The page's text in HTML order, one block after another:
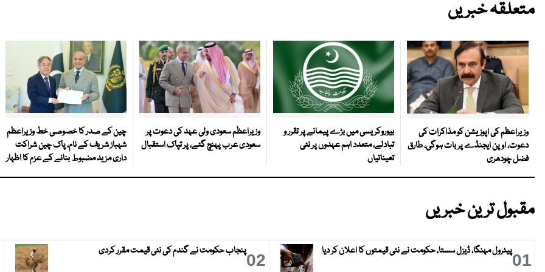
متعلقہ خبریں
وزیراعظم کی اپوزیشن کو مذاکرات کی
دعوت، اوپن ایجنڈے پر بات ہوگی، طارق
فضل چودھری
بیوروکریسی میں بڑے پیمانے پر تقرر و
تبادلے، متعدد اہم عہدوں پر نئی
تعیناتیاں
وزیراعظم سعودی ولی عہد کی دعوت پر
سعودی عرب پہنچ گئے، پر تپاک استقبال
چین کے صدر کا خصوصی خط وزیراعظم
شہباز شریف کے نام، پاک چین شراکت
داری مزید مضبوط بنانے کے عزم کا اظہار
مقبول ترین خبریں
01پیٹرول مہنگا، ڈیزل سستا، حکومت نے نئی قیمتوں کا اعلان کر دیا 02پنجاب حکومت نے گندم کی نئی قیمت مقرر کردی